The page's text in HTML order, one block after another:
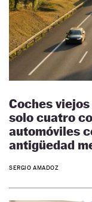
Coches
solo cuatro
automóviles
antigüedad
SERGIO AMADOZ